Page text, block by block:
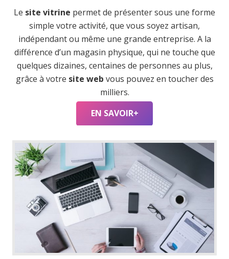
Le site vitrine permet de présenter sous une forme
simple votre activité, que vous soyez artisan,
indépendant ou même une grande entreprise. A la
différence d’un magasin physique, qui ne touche que
quelques dizaines, centaines de personnes au plus,
grâce à votre site web vous pouvez en toucher des
milliers.
EN SAVOIR+